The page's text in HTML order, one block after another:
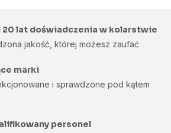
20 lat doświadczenia w kolarstwie
jakość, której możesz zaufać
marki
i sprawdzone pod kątem
personel